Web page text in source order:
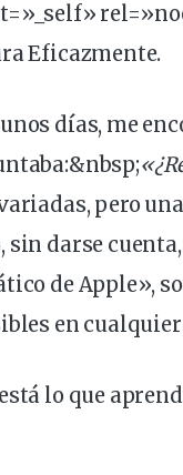
Eficazmente.
días, me
nbsp;
pero
sin darse
de Apple»,
en
lo que